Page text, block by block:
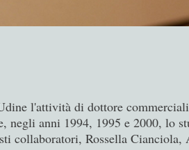
l'attività di dottore
negli anni 1994, 1995 e 2000, lo
Rossella Cianciola,